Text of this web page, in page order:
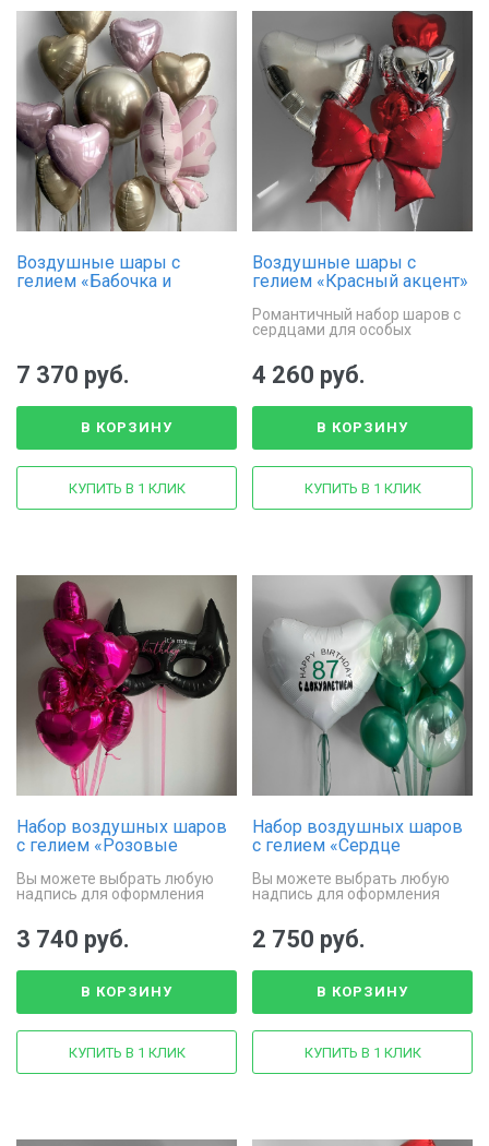
Воздушные шары с
гелием «Бабочка и
7 370 руб.
В КОРЗИНУ
КУПИТЬ В 1 КЛИК
Воздушные шары с
гелием «Красный акцент»
Романтичный набор шаров с
сердцами для особых
4 260 руб.
В КОРЗИНУ
КУПИТЬ В 1 КЛИК
Набор воздушных шаров
с гелием «Розовые
Вы можете выбрать любую
надпись для оформления
3 740 руб.
В КОРЗИНУ
КУПИТЬ В 1 КЛИК
Набор воздушных шаров
с гелием «Сердце
Вы можете выбрать любую
надпись для оформления
2 750 руб.
В КОРЗИНУ
КУПИТЬ В 1 КЛИК